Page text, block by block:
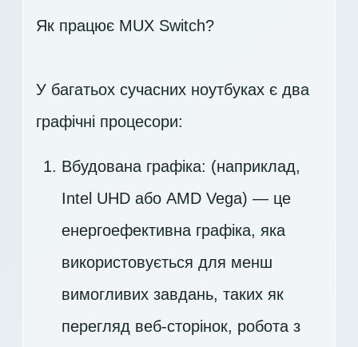
Як працює MUX Switch?
У багатьох сучасних ноутбуках є два
графічні процесори:
Вбудована графіка: (наприклад,
Intel UHD або AMD Vega) — це
енергоефективна графіка, яка
використовується для менш
вимогливих завдань, таких як
перегляд веб-сторінок, робота з